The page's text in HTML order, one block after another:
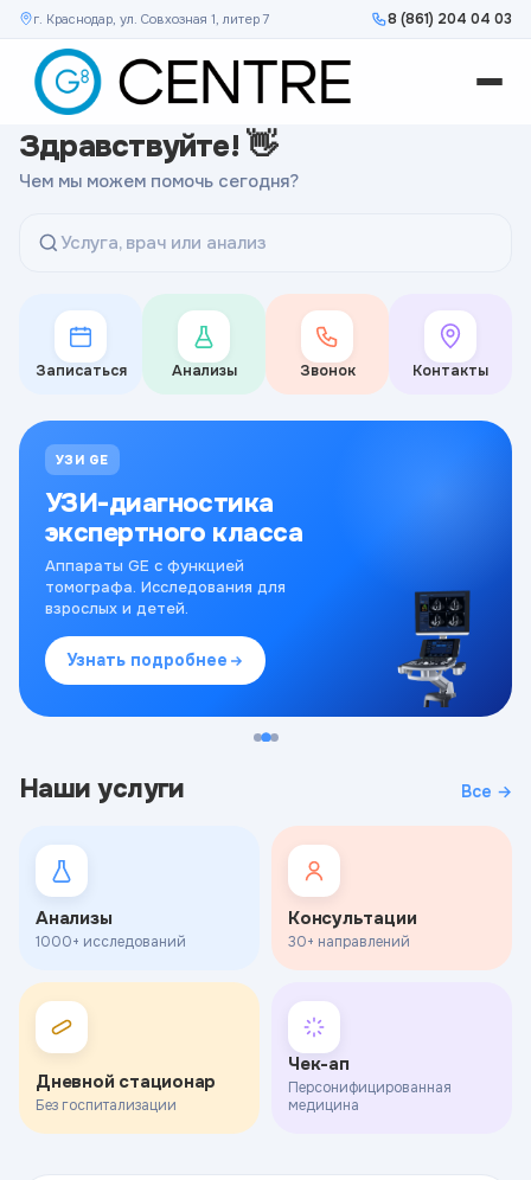
г. Краснодар, ул. Совхозная 1, литер 7 8 (861) 204 04 03
Здравствуйте! 👋
Чем мы можем помочь сегодня?
Услуга, врач или анализ
Записаться Анализы Звонок Контакты
УЗИ GE
УЗИ-диагностика
экспертного класса
Аппараты GE с функцией
томографа. Исследования для
взрослых и детей.
Узнать подробнее
Наши услуги Все →
Анализы
1000+ исследований
Консультации
30+ направлений
Дневной стационар
Без госпитализации
Чек-ап
Персонифицированная
медицина